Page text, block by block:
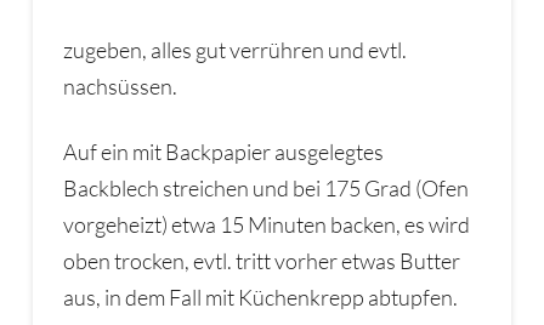
zugeben, alles gut verrühren und evtl.
nachsüssen.
Auf ein mit Backpapier ausgelegtes
Backblech streichen und bei 175 Grad (Ofen
vorgeheizt) etwa 15 Minuten backen, es wird
oben trocken, evtl. tritt vorher etwas Butter
aus, in dem Fall mit Küchenkrepp abtupfen.